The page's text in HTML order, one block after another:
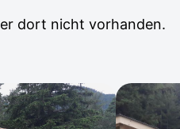
dort nicht vorhanden.